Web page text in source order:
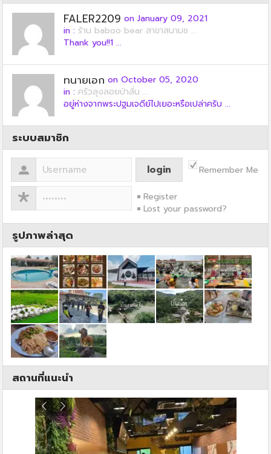
FALER2209 on January 09, 2021
in : ร้าน baboo bear สาขาสนามช ...
Thank you!!1 ...
ทนายเอก on October 05, 2020
in : ครัวลุงลอยป่าลั่น ...
อยู่ห่างจากพระปฐมเจดีย์ไปเยอะหรือเปล่าครับ ...
ระบบสมาชิก
Remember Me
Register
Lost your password?
รูปภาพล่าสุด
สถานที่แนะนำ